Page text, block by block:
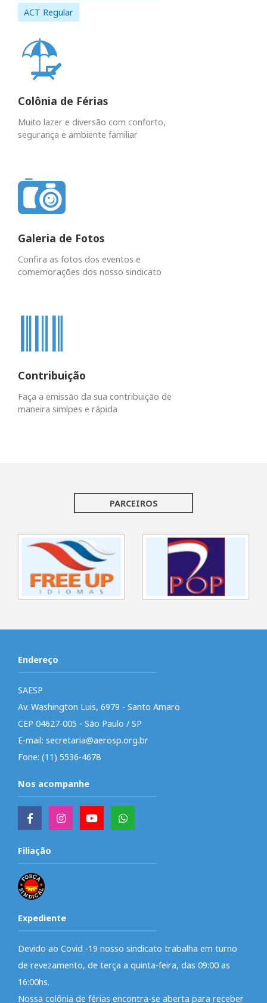
ACT Regular
Colônia de Férias
Muito lazer e diversão com conforto,
segurança e ambiente familiar
Galeria de Fotos
Confira as fotos dos eventos e
comemorações dos nosso sindicato
Contribuição
Faça a emissão da sua contribuição de
maneira simlpes e rápida
PARCEIROS
Endereço
SAESP
Av. Washington Luis, 6979 - Santo Amaro
CEP 04627-005 - São Paulo / SP
E-mail: secretaria@aerosp.org.br
Fone: (11) 5536-4678
Nos acompanhe
Filiação
Expediente
Devido ao Covid -19 nosso sindicato trabalha em turno
de revezamento, de terça a quinta-feira, das 09:00 as
16:00hs.
Nossa colônia de férias encontra-se aberta para receber